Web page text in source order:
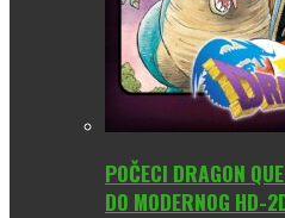
POČECI DRAGON
DO MODERNOG HD-